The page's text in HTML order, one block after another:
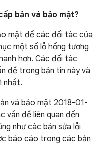
bản vá bảo mật?
mật để các đối tác của
một số lỗ hổng tương
hơn. Các đối tác
đề trong bản tin này và
nhất.
vá bảo mật 2018-01-
vấn đề liên quan đến
như các bản sửa lỗi
báo cáo trong các bản